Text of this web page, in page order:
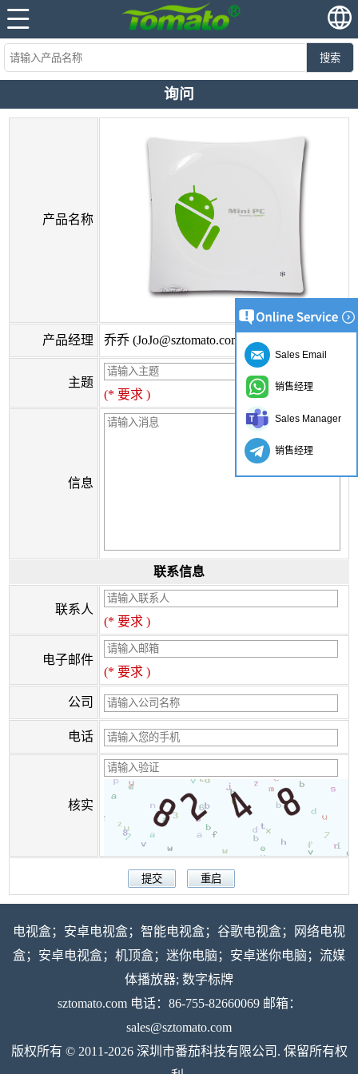
搜索
询问
产品名称
产品经理 乔乔 (JoJo@sztomato.com)
主题
(* 要求 )
信息
联系信息
联系人
(* 要求 )
电子邮件
(* 要求 )
公司
电话
核实
电视盒；安卓电视盒；智能电视盒；谷歌电视盒；网络电视
盒；安卓电视盒；机顶盒；迷你电脑；安卓迷你电脑；流媒
体播放器; 数字标牌
sztomato.com电话：86-755-82660069 邮箱：
sales@sztomato.com
版权所有 © 2011-2026 深圳市番茄科技有限公司. 保留所有权
Sales Email
销售经理
Sales Manager
销售经理